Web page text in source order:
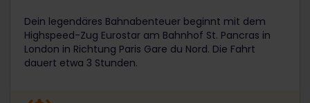
Dein legendäres Bahnabenteuer beginnt mit dem
Highspeed-Zug Eurostar am Bahnhof St. Pancras in
London in Richtung Paris Gare du Nord. Die Fahrt
dauert etwa 3 Stunden.